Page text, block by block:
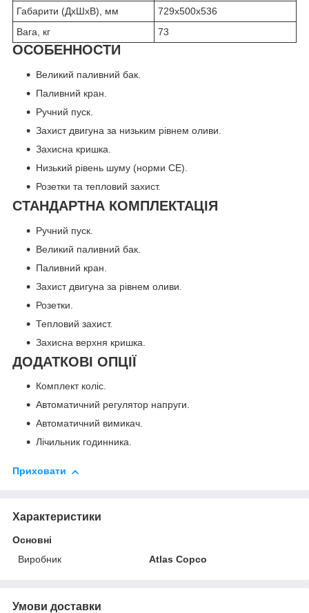
Габарити (ДхШхВ), мм
729х500х536
Вага, кг
73
ОСОБЕННОСТИ
Великий паливний бак.
Паливний кран.
Ручний пуск.
Захист двигуна за низьким рівнем оливи.
Захисна кришка.
Низький рівень шуму (норми СЕ).
Розетки та тепловий захист.
СТАНДАРТНА КОМПЛЕКТАЦІЯ
Ручний пуск.
Великий паливний бак.
Паливний кран.
Захист двигуна за рівнем оливи.
Розетки.
Тепловий захист.
Захисна верхня кришка.
ДОДАТКОВІ ОПЦІЇ
Комплект коліс.
Автоматичний регулятор напруги.
Автоматичний вимикач.
Лічильник годинника.
Приховати
Характеристики
Основні
Виробник
Atlas Copco
Умови доставки